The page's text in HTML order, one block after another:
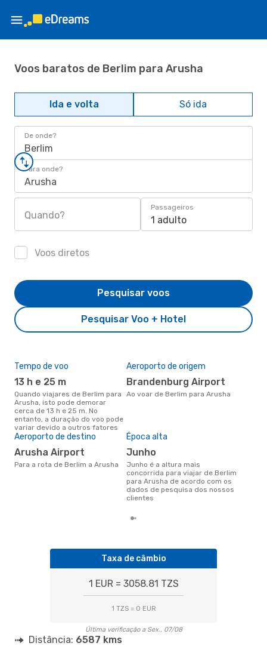
Voos baratos de Berlim para Arusha
Ida e volta Só ida
De onde?
Berlim
Para onde?
Arusha
Quando?
Passageiros
1 adulto
Voos diretos
Pesquisar Voo + Hotel
Pesquisar voos
Tempo de voo
13 h e 25 m
Quando viajares de Berlim para
Arusha, isto pode demorar
cerca de 13 h e 25 m. No
entanto, a duração do voo pode
variar devido a outros fatores
Aeroporto de origem
Brandenburg Airport
Ao voar de Berlim para Arusha
Aeroporto de destino
Arusha Airport
Para a rota de Berlim a Arusha
Época alta
junho
junho é a altura mais
concorrida para viajar de Berlim
para Arusha de acordo com os
dados de pesquisa dos nossos
clientes
Taxa de câmbio
1 EUR = 3058.81 TZS
1 TZS = 0 EUR
Última verificação a Sex., 07/08
Distância: 6587 kms